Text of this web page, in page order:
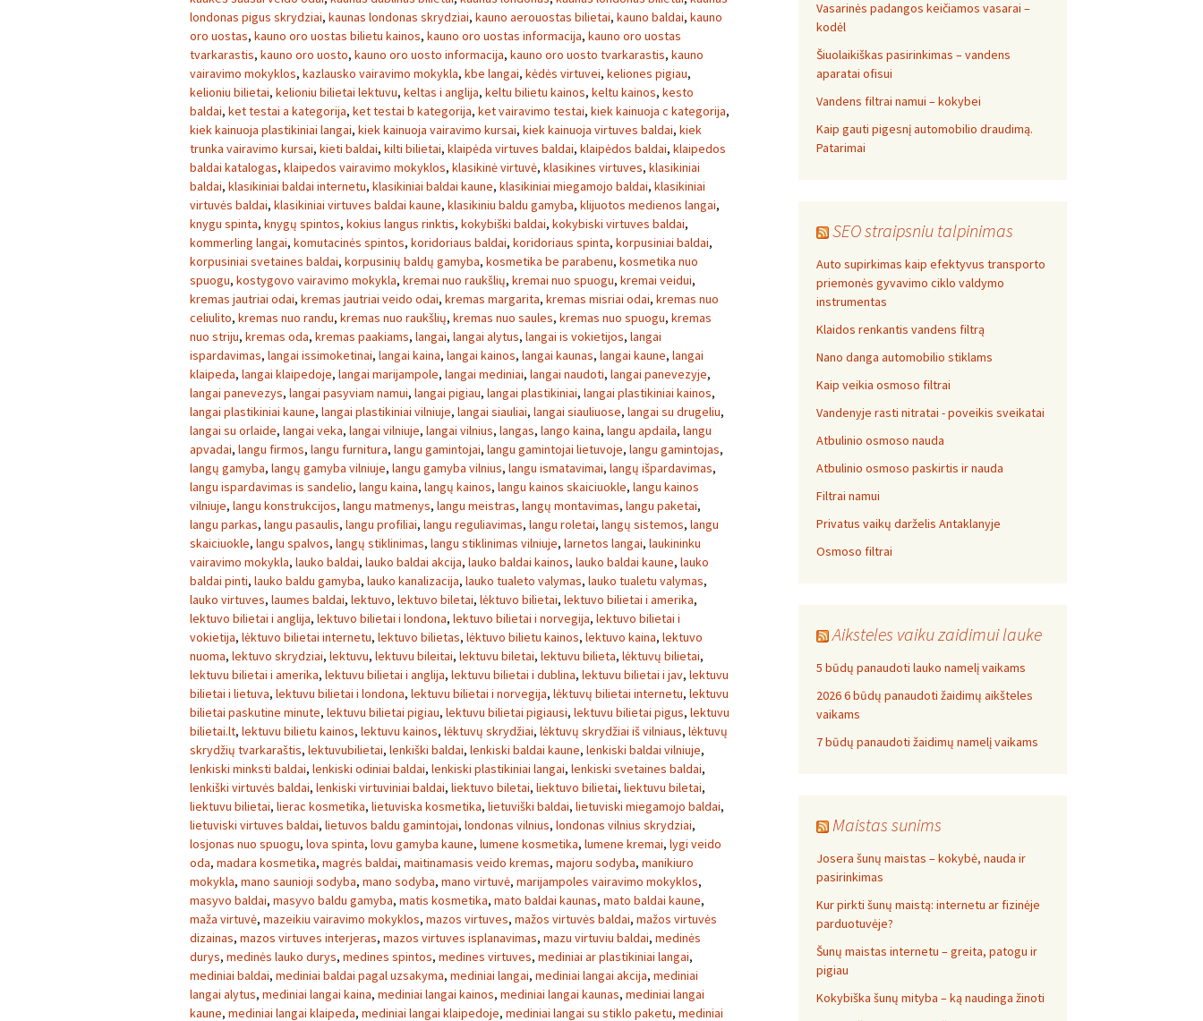
londonas pigus skrydziai, kaunas londonas skrydziai, kauno aerouostas bilietai, kauno baldai, kauno
oro uostas, kauno oro uostas bilietu kainos, kauno oro uostas informacija, kauno oro uostas
tvarkarastis, kauno oro uosto, kauno oro uosto informacija, kauno oro uosto tvarkarastis, kauno
vairavimo mokyklos, kazlausko vairavimo mokykla, kbe langai, kėdės virtuvei, keliones pigiau,
kelioniu bilietai, kelioniu bilietai lektuvu, keltas i anglija, keltu bilietu kainos, keltu kainos, kesto
baldai, ket testai a kategorija, ket testai b kategorija, ket vairavimo testai, kiek kainuoja c kategorija,
kiek kainuoja plastikiniai langai, kiek kainuoja vairavimo kursai, kiek kainuoja virtuves baldai, kiek
trunka vairavimo kursai, kieti baldai, kilti bilietai, klaipėda virtuves baldai, klaipėdos baldai, klaipedos
baldai katalogas, klaipedos vairavimo mokyklos, klasikinė virtuvė, klasikines virtuves, klasikiniai
baldai, klasikiniai baldai internetu, klasikiniai baldai kaune, klasikiniai miegamojo baldai, klasikiniai
virtuvės baldai, klasikiniai virtuves baldai kaune, klasikiniu baldu gamyba, klijuotos medienos langai,
knygu spinta, knygų spintos, kokius langus rinktis, kokybiški baldai, kokybiski virtuves baldai,
kommerling langai, komutacinės spintos, koridoriaus baldai, koridoriaus spinta, korpusiniai baldai,
korpusiniai svetaines baldai, korpusinių baldų gamyba, kosmetika be parabenu, kosmetika nuo
spuogu, kostygovo vairavimo mokykla, kremai nuo raukšlių, kremai nuo spuogu, kremai veidui,
kremas jautriai odai, kremas jautriai veido odai, kremas margarita, kremas misriai odai, kremas nuo
celiulito, kremas nuo randu, kremas nuo raukšlių, kremas nuo saules, kremas nuo spuogu, kremas
nuo striju, kremas oda, kremas paakiams, langai, langai alytus, langai is vokietijos, langai
ispardavimas, langai issimoketinai, langai kaina, langai kainos, langai kaunas, langai kaune, langai
klaipeda, langai klaipedoje, langai marijampole, langai mediniai, langai naudoti, langai panevezyje,
langai panevezys, langai pasyviam namui, langai pigiau, langai plastikiniai, langai plastikiniai kainos,
langai plastikiniai kaune, langai plastikiniai vilniuje, langai siauliai, langai siauliuose, langai su drugeliu,
langai su orlaide, langai veka, langai vilniuje, langai vilnius, langas, lango kaina, langu apdaila, langu
apvadai, langu firmos, langu furnitura, langu gamintojai, langu gamintojai lietuvoje, langu gamintojas,
langų gamyba, langų gamyba vilniuje, langu gamyba vilnius, langu ismatavimai, langų išpardavimas,
langu ispardavimas is sandelio, langu kaina, langų kainos, langu kainos skaiciuokle, langu kainos
vilniuje, langu konstrukcijos, langu matmenys, langu meistras, langų montavimas, langu paketai,
langu parkas, langu pasaulis, langu profiliai, langu reguliavimas, langu roletai, langų sistemos, langu
skaiciuokle, langu spalvos, langų stiklinimas, langu stiklinimas vilniuje, larnetos langai, laukininku
vairavimo mokykla, lauko baldai, lauko baldai akcija, lauko baldai kainos, lauko baldai kaune, lauko
baldai pinti, lauko baldu gamyba, lauko kanalizacija, lauko tualeto valymas, lauko tualetu valymas,
lauko virtuves, laumes baldai, lektuvo, lektuvo biletai, lėktuvo bilietai, lektuvo bilietai i amerika,
lektuvo bilietai i anglija, lektuvo bilietai i londona, lektuvo bilietai i norvegija, lektuvo bilietai i
vokietija, lėktuvo bilietai internetu, lektuvo bilietas, lėktuvo bilietu kainos, lektuvo kaina, lektuvo
nuoma, lektuvo skrydziai, lektuvu, lektuvu bileitai, lektuvu biletai, lektuvu bilieta, lėktuvų bilietai,
lektuvu bilietai i amerika, lektuvu bilietai i anglija, lektuvu bilietai i dublina, lektuvu bilietai i jav, lektuvu
bilietai i lietuva, lektuvu bilietai i londona, lektuvu bilietai i norvegija, lėktuvų bilietai internetu, lektuvu
bilietai paskutine minute, lektuvu bilietai pigiau, lektuvu bilietai pigiausi, lektuvu bilietai pigus, lektuvu
bilietai.lt, lektuvu bilietu kainos, lektuvu kainos, lėktuvų skrydžiai, lėktuvų skrydžiai iš vilniaus, lėktuvų
skrydžių tvarkaraštis, lektuvubilietai, lenkiški baldai, lenkiski baldai kaune, lenkiski baldai vilniuje,
lenkiski minksti baldai, lenkiski odiniai baldai, lenkiski plastikiniai langai, lenkiski svetaines baldai,
lenkiški virtuvės baldai, lenkiski virtuviniai baldai, liektuvo biletai, liektuvo bilietai, liektuvu biletai,
liektuvu bilietai, lierac kosmetika, lietuviska kosmetika, lietuviški baldai, lietuviski miegamojo baldai,
lietuviski virtuves baldai, lietuvos baldu gamintojai, londonas vilnius, londonas vilnius skrydziai,
losjonas nuo spuogu, lova spinta, lovu gamyba kaune, lumene kosmetika, lumene kremai, lygi veido
oda, madara kosmetika, magrės baldai, maitinamasis veido kremas, majoru sodyba, manikiuro
mokykla, mano saunioji sodyba, mano sodyba, mano virtuvė, marijampoles vairavimo mokyklos,
masyvo baldai, masyvo baldu gamyba, matis kosmetika, mato baldai kaunas, mato baldai kaune,
maža virtuvė, mazeikiu vairavimo mokyklos, mazos virtuves, mažos virtuvės baldai, mažos virtuvės
dizainas, mazos virtuves interjeras, mazos virtuves isplanavimas, mazu virtuviu baldai, medinės
durys, medinės lauko durys, medines spintos, medines virtuves, mediniai ar plastikiniai langai,
mediniai baldai, mediniai baldai pagal uzsakyma, mediniai langai, mediniai langai akcija, mediniai
langai alytus, mediniai langai kaina, mediniai langai kainos, mediniai langai kaunas, mediniai langai
kaune, mediniai langai klaipeda, mediniai langai klaipedoje, mediniai langai su stiklo paketu, mediniai
Vasarinės padangos keičiamos vasarai –
kodėl
Šiuolaikiškas pasirinkimas – vandens
aparatai ofisui
Vandens filtrai namui – kokybei
Kaip gauti pigesnį automobilio draudimą.
Patarimai
SEO straipsniu talpinimas
Auto supirkimas kaip efektyvus transporto
priemonės gyvavimo ciklo valdymo
instrumentas
Klaidos renkantis vandens filtrą
Nano danga automobilio stiklams
Kaip veikia osmoso filtrai
Vandenyje rasti nitratai - poveikis sveikatai
Atbulinio osmoso nauda
Atbulinio osmoso paskirtis ir nauda
Filtrai namui
Privatus vaikų darželis Antaklanyje
Osmoso filtrai
Aiksteles vaiku zaidimui lauke
5 būdų panaudoti lauko namelį vaikams
2026 6 būdų panaudoti žaidimų aikšteles
vaikams
7 būdų panaudoti žaidimų namelį vaikams
Maistas sunims
Josera šunų maistas – kokybė, nauda ir
pasirinkimas
Kur pirkti šunų maistą: internetu ar fizinėje
parduotuvėje?
Šunų maistas internetu – greita, patogu ir
pigiau
Kokybiška šunų mityba – ką naudinga žinoti